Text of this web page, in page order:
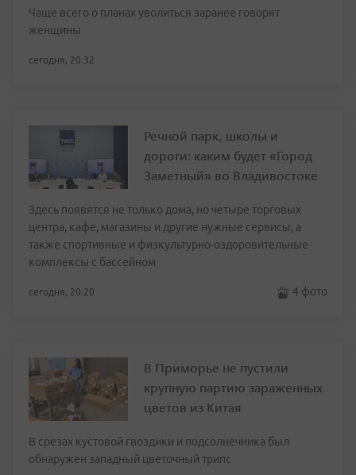
Чаще всего о планах уволиться заранее говорят
женщины
сегодня, 20:32
Речной парк, школы и
дороги: каким будет «Город
Заметный» во Владивостоке
Здесь появятся не только дома, но четыре торговых
центра, кафе, магазины и другие нужные сервисы, а
также спортивные и физкультурно-оздоровительные
комплексы с бассейном
сегодня, 20:20 4 фото
В Приморье не пустили
крупную партию зараженных
цветов из Китая
В срезах кустовой гвоздики и подсолнечника был
обнаружен западный цветочный трипс